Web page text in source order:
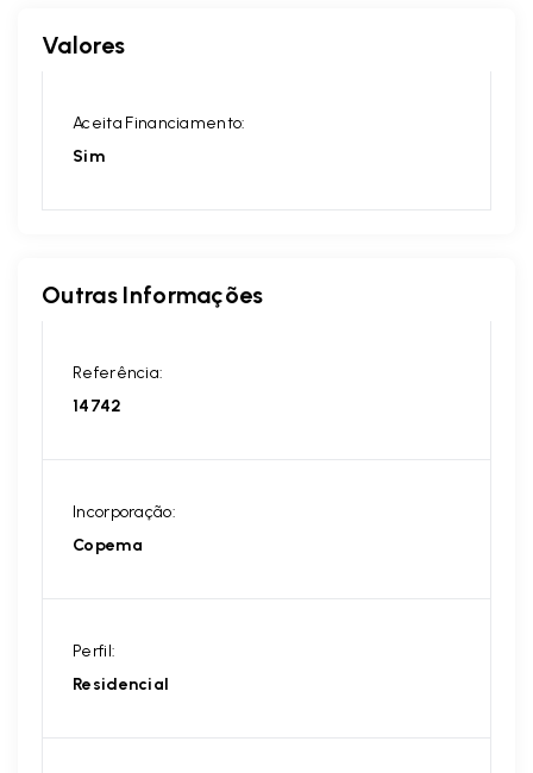
Valores
Aceita Financiamento:
Sim
Outras Informações
Referência:
14742
Incorporação:
Copema
Perfil:
Residencial